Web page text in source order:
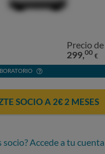
Precio
299,00 €
SOCIO A 2€ 2 MESES
socio? Accede a tu cuenta